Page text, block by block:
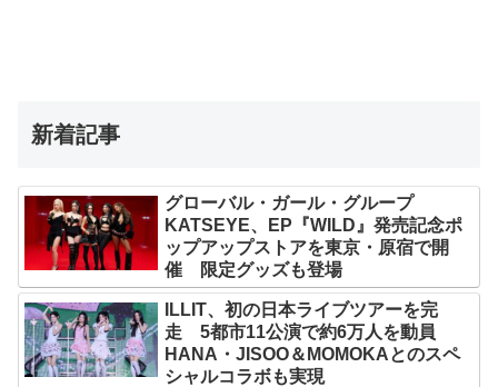
新着記事
グローバル・ガール・グループ
KATSEYE、EP『WILD』発売記念ポ
ップアップストアを東京・原宿で開
催 限定グッズも登場
ILLIT、初の日本ライブツアーを完
走 5都市11公演で約6万人を動員
HANA・JISOO＆MOMOKAとのスペ
シャルコラボも実現